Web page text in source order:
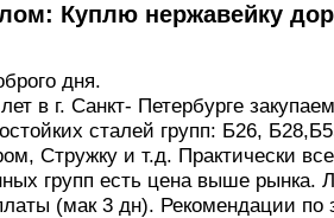
Куплю нержавейку
дня.
в г. Санкт- Петербурге
сталей групп: Б26,
Стружку и т.д. Практически
групп есть цена выше рынка.
(мак 3 дн). Рекомендации по